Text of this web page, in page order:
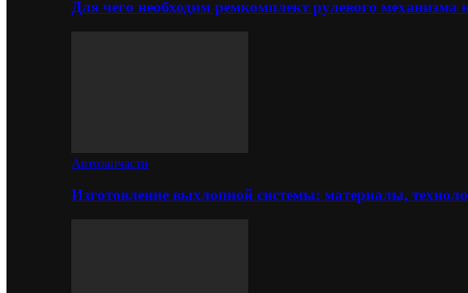
Для чего необходим ремкомплект рулевого механизма
Автозапчасти
Изготовление выхлопной системы: материалы,